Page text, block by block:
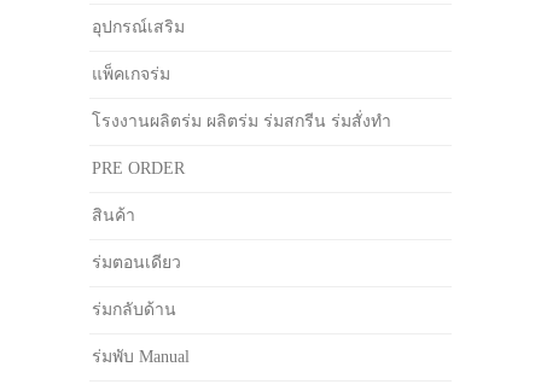
อุปกรณ์เสริม
แพ็คเกจร่ม
โรงงานผลิตร่ม ผลิตร่ม ร่มสกรีน ร่มสั่งทำ
PRE ORDER
สินค้า
ร่มตอนเดียว
ร่มกลับด้าน
ร่มพับ Manual